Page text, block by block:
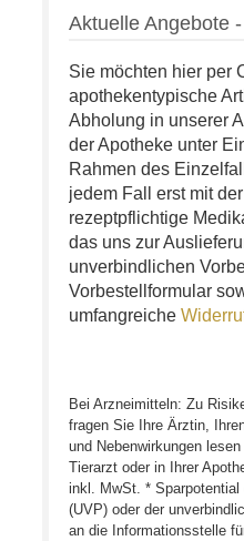
Aktuelle Angebote
Sie möchten hier per
apothekentypische
Abholung in unserer
der Apotheke unter
Rahmen des
jedem Fall erst mit
rezeptpflichtige
das uns zur
unverbindlichen
Vorbestellformular
umfangreiche
Bei Arzneimitteln: Zu
fragen Sie Ihre Ärztin,
und Nebenwirkungen
Tierarzt oder in Ihrer
inkl. MwSt. * Sparpotential
(UVP) oder der
an die Informationsstelle